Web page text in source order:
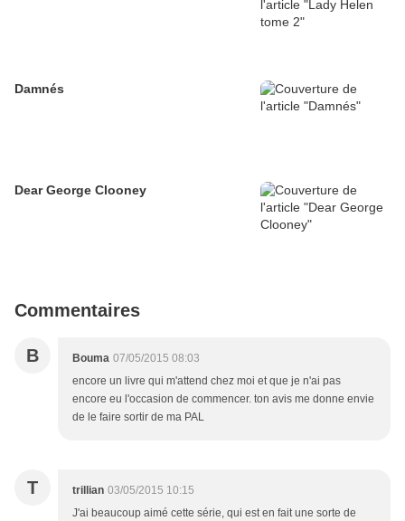
Damnés
Dear George Clooney
Commentaires
B Bouma 07/05/2015 08:03
encore un livre qui m'attend chez moi et que je n'ai pas
encore eu l'occasion de commencer. ton avis me donne envie
de le faire sortir de ma PAL
T trillian 03/05/2015 10:15
J'ai beaucoup aimé cette série, qui est en fait une sorte de